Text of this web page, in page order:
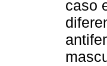
caso